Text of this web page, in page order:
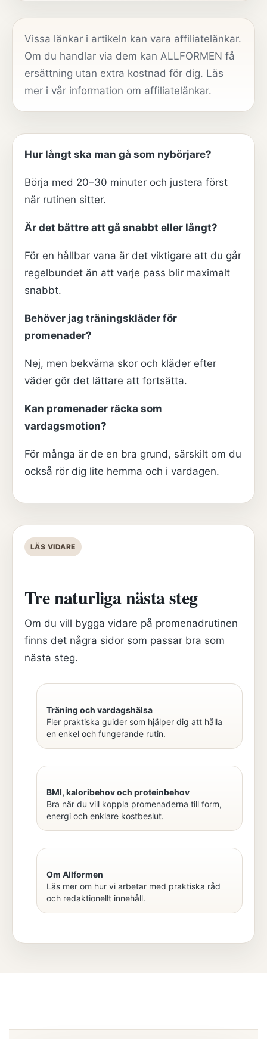
Vissa länkar i artikeln kan vara affiliatelänkar.
Om du handlar via dem kan ALLFORMEN få
ersättning utan extra kostnad för dig. Läs
mer i vår information om affiliatelänkar.
Hur långt ska man gå som nybörjare?
Börja med 20–30 minuter och justera först
när rutinen sitter.
Är det bättre att gå snabbt eller långt?
För en hållbar vana är det viktigare att du går
regelbundet än att varje pass blir maximalt
snabbt.
Behöver jag träningskläder för
promenader?
Nej, men bekväma skor och kläder efter
väder gör det lättare att fortsätta.
Kan promenader räcka som
vardagsmotion?
För många är de en bra grund, särskilt om du
också rör dig lite hemma och i vardagen.
LÄS VIDARE
Tre naturliga nästa steg
Om du vill bygga vidare på promenadrutinen
finns det några sidor som passar bra som
nästa steg.
Träning och vardagshälsa
Fler praktiska guider som hjälper dig att hålla
en enkel och fungerande rutin.
BMI, kaloribehov och proteinbehov
Bra när du vill koppla promenaderna till form,
energi och enklare kostbeslut.
Om Allformen
Läs mer om hur vi arbetar med praktiska råd
och redaktionellt innehåll.